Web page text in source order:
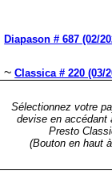
Diapason # 687 (02/
~Classica # 220 (03/
Sélectionnez votre
devise en accédant
Presto
(Bouton en haut